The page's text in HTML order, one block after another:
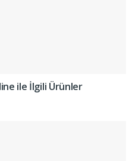
ile İlgili Ürünler